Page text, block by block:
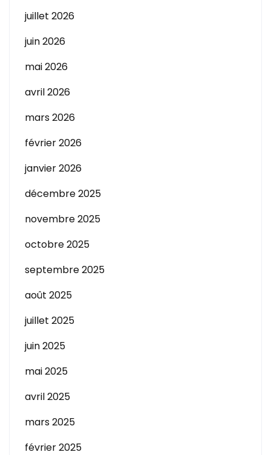
juillet 2026
juin 2026
mai 2026
avril 2026
mars 2026
février 2026
janvier 2026
décembre 2025
novembre 2025
octobre 2025
septembre 2025
août 2025
juillet 2025
juin 2025
mai 2025
avril 2025
mars 2025
février 2025